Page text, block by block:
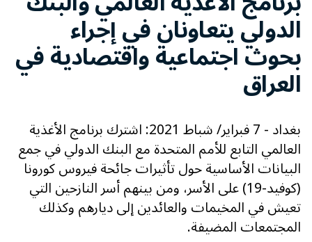
الدولي يتعاونان في إجراء
بحوث اجتماعية واقتصادية في
العراق
بغداد - 7 فبراير/ شباط 2021: اشترك برنامج الأغذية
العالمي التابع للأمم المتحدة مع البنك الدولي في جمع
البيانات الأساسية حول تأثيرات جائحة فيروس كورونا
(كوفيد-19) على الأسر، ومن بينهم أسر النازحين التي
تعيش في المخيمات والعائدين إلى ديارهم وكذلك
المجتمعات المضيفة.